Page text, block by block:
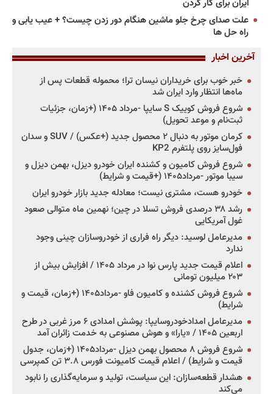
ایران برای کار کردن
علت صدای چرخ جلو ماشین هنگام دور زدن چیست؟ + عیب یابی و
راه حل ها
آخرین اخبار
خبر خوب برای خریداران نیسان ترا؛ محموله قطعات پس از
ماه‌ها انتظار وارد ایران شد
شروع فروش کوییک S سایپا -مرداد ۱۴۰۵ (+زمان، جزئیات
ثبت‌نام و موعد تحویل)
کرمان موتور به دنبال ۲ محصول جدید (+عکس) / SUV و سدان
فول‌سایز روی پلتفرم KP2
شروع فروش کامیون و کشنده ایران خودرو دیزل، بهمن دیزل و
سیبا موتور -مرداد۱۴۰۵ (+قیمت و شرایط)
خودرو هست، مشتری نیست؛ معادله جدید بازار خودرو ایران
رشد ۳۸ درصدی فروش تسلا در چین؛ نهمین ماه متوالی صعود
غول آمریکایی
مدیرعامل لوسید: دیگر راه فراری از خودروسازان چینی وجود
ندارد
اعلام قیمت جدید پارس نوا در مرداد ۱۴۰۵ / افزایش بیش از
۲۰۳ میلیون تومانی
شروع فروش کشنده و کامیون فاو -مرداد۱۴۰۵ (+زمان، قیمت و
شرایط)
مدیرعامل امدادخودروسایپا: پوشش امدادی ۶ مرز غربی در طرح
اربعین ۱۴۰۵ / «یارا» و هوش مصنوعی به خدمت زائران آمد
شروع فروش ۸ محصول بهمن دیزل -مرداد۱۴۰۵ (+زمان، جدول
قیمت و شرایط) / اعلام قیمت کامیونت فورس ۳.۸ تن کمپرسی
هشدار قطعه‌سازان: این سیاست، تولید و سرمایه‌گذاری را نابود
می‌کند